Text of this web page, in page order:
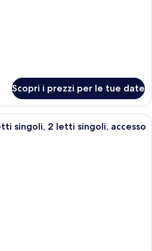
Scopri i prezzi per le tue date
Una camera d'hotel con un letto
singoli, 2 letti singoli, accesso